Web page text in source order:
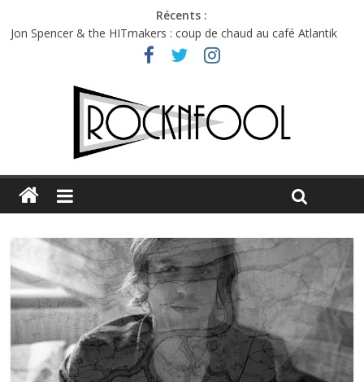
Récents :
Jon Spencer & the HITmakers : coup de chaud au café Atlantik
Hellfest 2026 vendredi : température et émotions en hausse
Hellfest 2026 jeudi : impossible de choisir entre chaleur et bonne
Première édition du Midgard Festival : entre bière, métal et
Charlie Puth à l’Olympia : la leçon de pop du Professeur Puth